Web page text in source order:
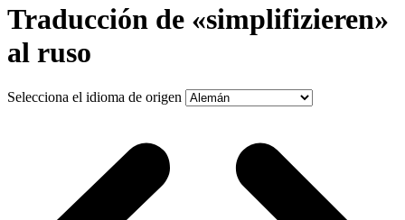
Traducción de «simplifizieren»
al ruso
Selecciona el idioma de origen